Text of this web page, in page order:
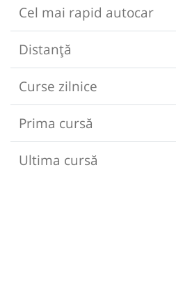
Cel mai rapid autocar
Distanță
Curse zilnice
Prima cursă
Ultima cursă